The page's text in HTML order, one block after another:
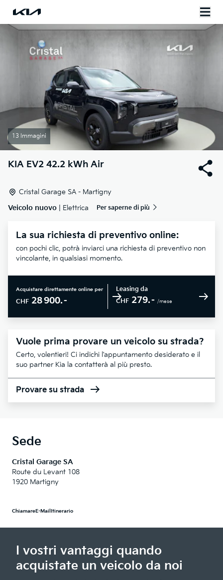
13 Immagini
KIA EV2 42.2 kWh Air
Cristal Garage SA - Martigny
Veicolo nuovo | Elettrica Per saperne di più
La sua richiesta di preventivo online:
con pochi clic, potrà inviarci una richiesta di preventivo non
vincolante, in qualsiasi momento.
Acquistare direttamente online per
CHF 28 900.–
Leasing da
CHF 279.– /mese
Vuole prima provare un veicolo su strada?
Certo, volentieri! Ci indichi l'appuntamento desiderato e il
suo partner Kia la contatterà al più presto.
Provare su strada
Sede
Cristal Garage SA
Route du Levant 108
1920 Martigny
ChiamareE-Mail Itinerario
I vostri vantaggi quando
acquistate un veicolo da noi